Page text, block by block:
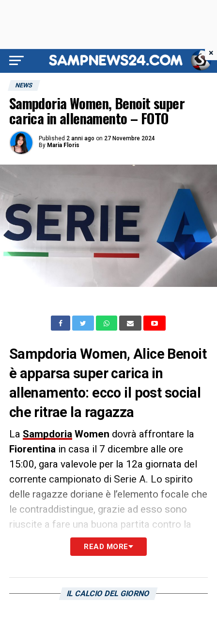
NEWS
Sampdoria Women, Benoit super
carica in allenamento – FOTO
Published 2 anni ago on 27 Novembre 2024
By Maria Floris
Sampdoria Women, Alice Benoit
è apparsa super carica in
allenamento: ecco il post social
che ritrae la ragazza
La SampdoriaWomen dovrà affrontare la
Fiorentinain casa il 7 dicembre alle ore
15:00, gara valevole per la 12a giornata del
corrente campionato di Serie A. Lo spirito
delle ragazze doriane è l’elemento focale che
le contraddistingue, grazie ad esso sono
riuscite a fare una buona partita contro la
conclusasi con un pareggio (0-0). Ora
è fondamentale proseguire con tale
condiviso suInstagramun post che la ritrae.
READ MORE
IL CALCIO DEL GIORNO
×